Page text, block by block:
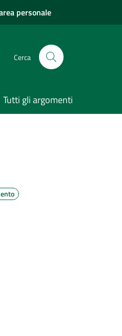
personale
Cerca
Tutti gli argomenti